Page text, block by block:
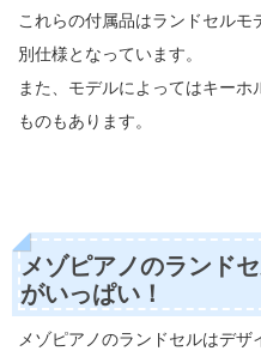
これらの付属品はランドセル
別仕様となっています。
また、モデルによってはキー
ものもあります。
メゾピアノのランド
がいっぱい！
メゾピアノのランドセルはデ